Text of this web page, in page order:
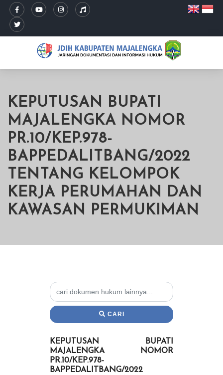
KEPUTUSAN BUPATI
MAJALENGKA NOMOR
PR.10/KEP.978-
BAPPEDALITBANG/2022
TENTANG KELOMPOK
KERJA PERUMAHAN DAN
KAWASAN PERMUKIMAN
CARI
KEPUTUSAN BUPATI
MAJALENGKA NOMOR
PR.10/KEP.978-
BAPPEDALITBANG/2022